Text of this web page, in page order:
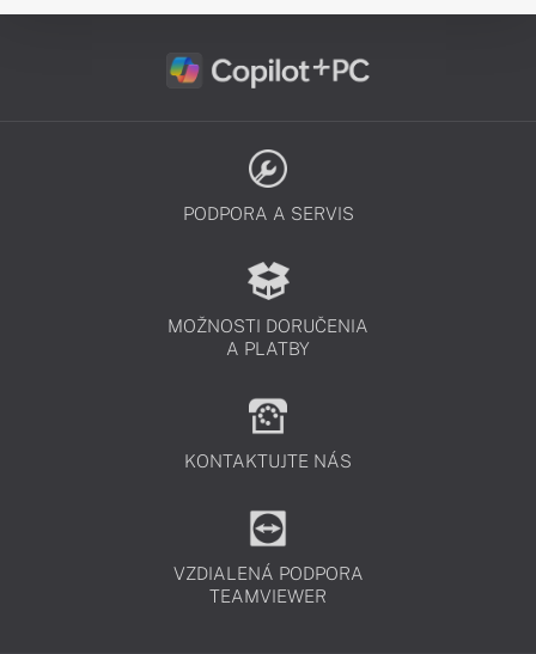
PODPORA A SERVIS
MOŽNOSTI DORUČENIA
A PLATBY
KONTAKTUJTE NÁS
VZDIALENÁ PODPORA
TEAMVIEWER